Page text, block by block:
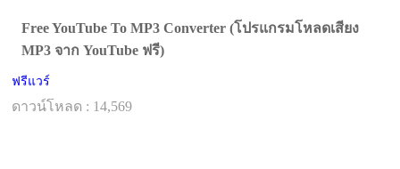
Free YouTube To MP3 Converter (โปรแกรมโหลดเสียง
MP3 จาก YouTube ฟรี)
ฟรีแวร์
ดาวน์โหลด : 14,569